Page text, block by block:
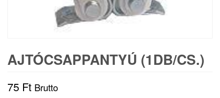
AJTÓCSAPPANTYÚ (1DB/CS.)
75 Ft Brutto